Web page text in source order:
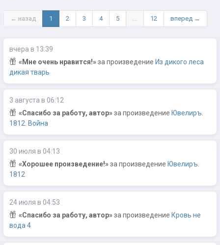
← назад 1 2 3 4 5 … 12 вперед →
вчера в 13:39
«Мне очень нравится!»за произведение Из дикого леса
дикая тварь
3 августа в 06:12
«Спасибо за работу, автор»за произведение Ювелиръ.
1812. Война
30 июля в 04:13
«Хорошее произведение!»за произведение Ювелиръ.
1812
24 июля в 04:53
«Спасибо за работу, автор»за произведение Кровь не
вода 4